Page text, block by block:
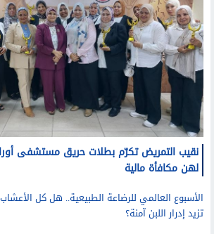
نقيب التمريض تكرّم بطلات حريق مستشفى
لهن مكافأة مالية